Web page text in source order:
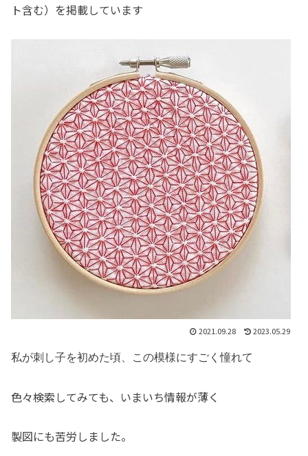
ト含む）を掲載しています
2021.09.28 2023.05.29
私が刺し子を初めた頃、この模様にすごく憧れて
色々検索してみても、いまいち情報が薄く
製図にも苦労しました。